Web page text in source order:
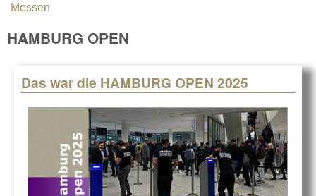
You are here
Messen
HAMBURG OPEN
Das war die HAMBURG OPEN 2025